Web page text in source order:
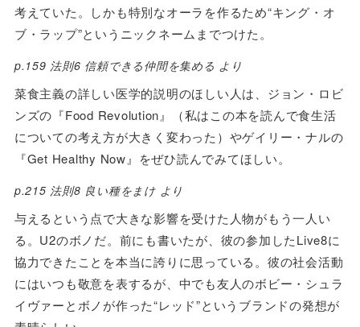
考えていた。しかも特別なオーラを作るため“キング・オ
ブ・ラップ”というニックネームまでつけた。
p.159 法則6 信頼できる仲間を集める より
菜食主義の詳しい医学的説明のほしい人は、ジョン・ロビ
ンズの『Food Revolution』（私はこの本を読んで食生活
についての考え方が大きく変わった）やゲイリー・ナルの
『Get Healthy Now』をぜひ読んでみてほしい。
p.215 法則8 良い種をまけ より
与えるという点で大きな影響を受けた人物がもう一人い
る。U2のボノだ。前にも書いたが、彼の参加したLive8に
協力できたことを本当に誇りに思っている。彼の社会活動
にはいつも敬意を表するが、中でも友人のボビー・シュラ
イヴァーとボノが作った“レッド”というブランドの発想が